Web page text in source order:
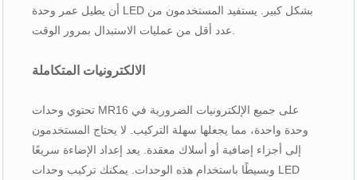
أن يطيل عمر وحدة LED بشكل كبير. يستفيد المستخدمون من
الالكترونيات المتكاملة
تحتوي وحدات MR16 على جميع الإلكترونيات الضرورية في
وحدة واحدة، مما يجعلها سهلة التركيب. لا يحتاج المستخدمون
إلى أجزاء إضافية أو أسلاك معقدة. يعد إعداد الإضاءة سريعًا
وبسيطًا باستخدام هذه الوحدات. يمكنك تركيب وحدات LED